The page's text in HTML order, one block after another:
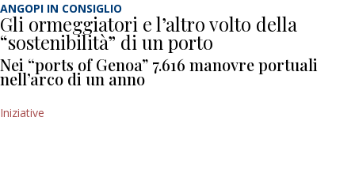
ANGOPI IN CONSIGLIO
Gli ormeggiatori e l’altro volto della
“sostenibilità” di un porto
Nei “ports of Genoa” 7.616 manovre portuali
nell’arco di un anno
Iniziative